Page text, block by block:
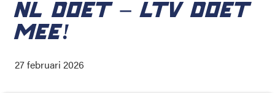
NL DOET – LTV DOET
MEE!
27 februari 2026